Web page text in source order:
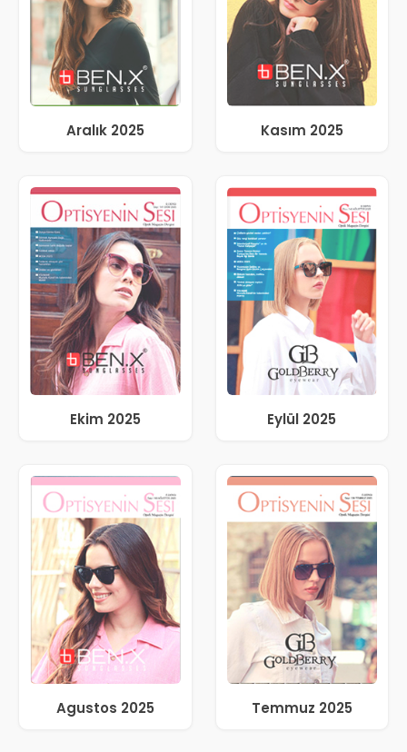
Aralık 2025 Kasım 2025
Ekim 2025 Eylül 2025
Agustos 2025 Temmuz 2025